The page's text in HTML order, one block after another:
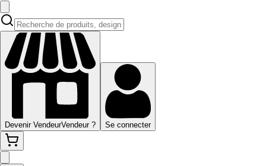
Devenir VendeurVendeur ? Se connecter